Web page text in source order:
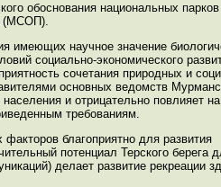
обоснования национальных парков
(МСОП).
имеющих научное значение
социально-экономического
сочетания природных и
основных ведомств
и отрицательно повлияет на
требованиям.
благоприятно для развития
потенциал Терского берега
делает развитие рекреации